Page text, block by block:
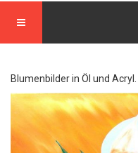
Blumenbilder in Öl und Acryl.